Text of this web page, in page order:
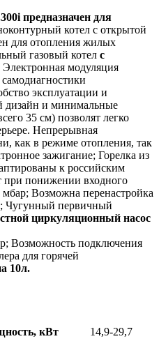
предназначен для
котел с открытой
для отопления жилых
газовый котел с
Электронная модуляция
эксплуатации и
дизайн и минимальные
35 см) позволят легко
Непрерывная
как в режиме отопления, так
зажигание; Горелка из
к российским
при понижении входного
мбар; Возможна перенастройка
Чугунный первичный
циркуляционный насос
Возможность подключения
для горячей
10л.
кВт 14,9-29,7